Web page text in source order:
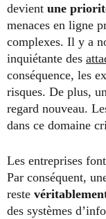
devient une
menaces en ligne
complexes. Il y a
inquiétante des
conséquence, les
risques. De plus,
regard nouveau.
dans ce domaine
Les entreprises
Par conséquent,
reste
des systèmes